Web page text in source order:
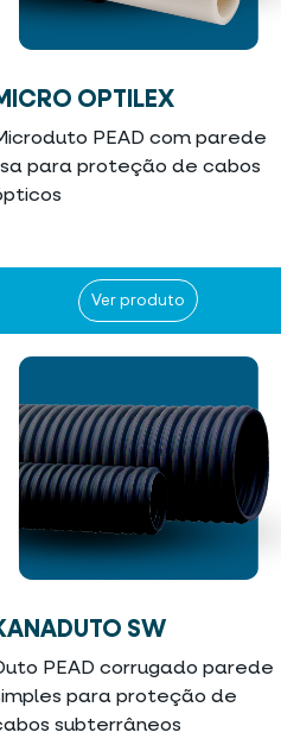
OPTILEX
PEAD com parede
para proteção de cabos
Ver produto
SW
PEAD corrugado parede
para proteção de
subterrâneos